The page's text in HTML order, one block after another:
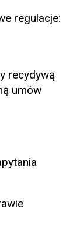
regulacje:
recydywą
umów